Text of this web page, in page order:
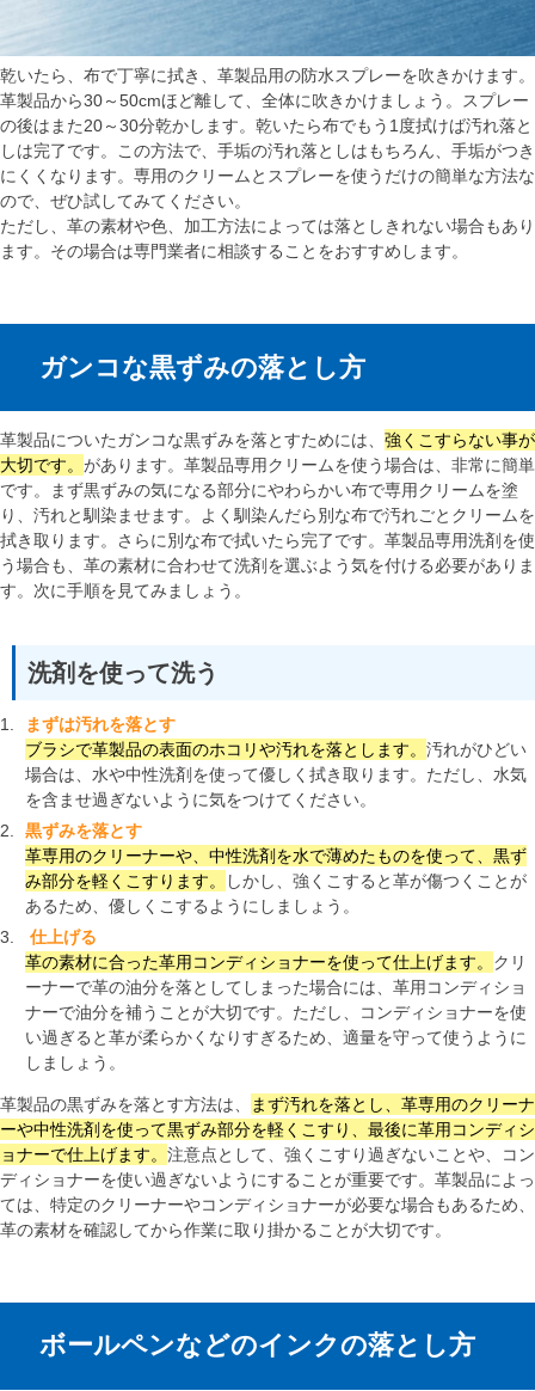
乾いたら、布で丁寧に拭き、革製品用の防水スプレーを吹きかけます。
革製品から30～50cmほど離して、全体に吹きかけましょう。スプレー
の後はまた20～30分乾かします。乾いたら布でもう1度拭けば汚れ落と
しは完了です。この方法で、手垢の汚れ落としはもちろん、手垢がつき
にくくなります。専用のクリームとスプレーを使うだけの簡単な方法な
ので、ぜひ試してみてください。
ただし、革の素材や色、加工方法によっては落としきれない場合もあり
ます。その場合は専門業者に相談することをおすすめします。
ガンコな黒ずみの落とし方
革製品についたガンコな黒ずみを落とすためには、 強くこすらない事が
大切です。 があります。革製品専用クリームを使う場合は、非常に簡単
です。まず黒ずみの気になる部分にやわらかい布で専用クリームを塗
り、汚れと馴染ませます。よく馴染んだら別な布で汚れごとクリームを
拭き取ります。さらに別な布で拭いたら完了です。革製品専用洗剤を使
う場合も、革の素材に合わせて洗剤を選ぶよう気を付ける必要がありま
す。次に手順を見てみましょう。
洗剤を使って洗う
まずは汚れを落とす
ブラシで革製品の表面のホコリや汚れを落とします。 汚れがひどい
場合は、水や中性洗剤を使って優しく拭き取ります。ただし、水気
を含ませ過ぎないように気をつけてください。
黒ずみを落とす
革専用のクリーナーや、中性洗剤を水で薄めたものを使って、黒ず
み部分を軽くこすります。
しかし、強くこすると革が傷つくことが
あるため、優しくこするようにしましょう。
仕上げる
革の素材に合った革用コンディショナーを使って仕上げます。 クリ
ーナーで革の油分を落としてしまった場合には、革用コンディショ
ナーで油分を補うことが大切です。ただし、コンディショナーを使
い過ぎると革が柔らかくなりすぎるため、適量を守って使うように
しましょう。
革製品の黒ずみを落とす方法は、
まず汚れを落とし、革専用のクリーナ
ーや中性洗剤を使って黒ずみ部分を軽くこすり、最後に革用コンディシ
ョナーで仕上げます。 注意点として、強くこすり過ぎないことや、コン
ディショナーを使い過ぎないようにすることが重要です。革製品によっ
ては、特定のクリーナーやコンディショナーが必要な場合もあるため、
革の素材を確認してから作業に取り掛かることが大切です。
ボールペンなどのインクの落とし方